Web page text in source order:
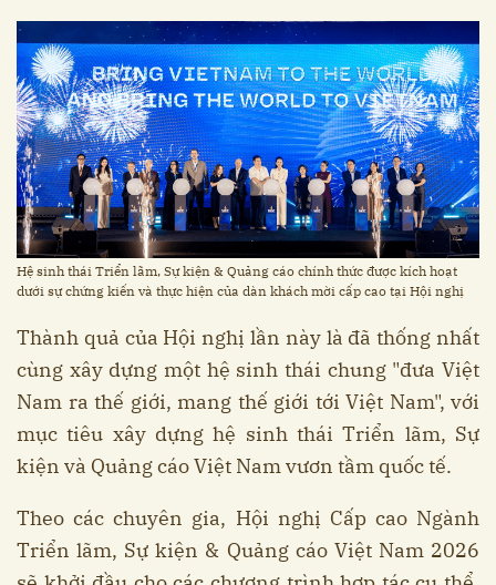
Hệ sinh thái Triển lãm, Sự kiện & Quảng cáo chính thức được kích hoạt
dưới sự chứng kiến và thực hiện của dàn khách mời cấp cao tại Hội nghị
Thành quả của Hội nghị lần này là đã thống nhất
cùng xây dựng một hệ sinh thái chung "đưa Việt
Nam ra thế giới, mang thế giới tới Việt Nam", với
mục tiêu xây dựng hệ sinh thái Triển lãm, Sự
kiện và Quảng cáo Việt Nam vươn tầm quốc tế.
Theo các chuyên gia, Hội nghị Cấp cao Ngành
Triển lãm, Sự kiện & Quảng cáo Việt Nam 2026